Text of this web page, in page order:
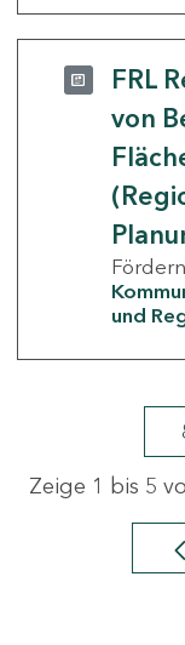
FRL
von
und
Zeige 1 bis 5